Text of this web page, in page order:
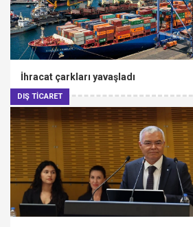
DIŞ TİCARET
İhracat çarkları yavaşladı